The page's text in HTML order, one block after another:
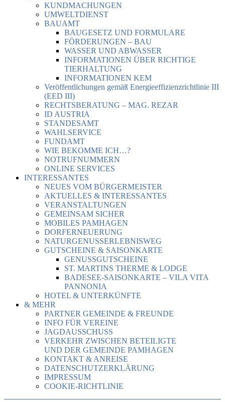
KUNDMACHUNGEN
UMWELTDIENST
BAUAMT
BAUGESETZ UND FORMULARE
FÖRDERUNGEN – BAU
WASSER UND ABWASSER
INFORMATIONEN ÜBER RICHTIGE
TIERHALTUNG
INFORMATIONEN KEM
Veröffentlichungen gemäß Energieeffizienzrichtlinie III
(EED III)
RECHTSBERATUNG – MAG. REZAR
ID AUSTRIA
STANDESAMT
WAHLSERVICE
FUNDAMT
WIE BEKOMME ICH…?
NOTRUFNUMMERN
ONLINE SERVICES
INTERESSANTES
NEUES VOM BÜRGERMEISTER
AKTUELLES & INTERESSANTES
VERANSTALTUNGEN
GEMEINSAM SICHER
MOBILES PAMHAGEN
DORFERNEUERUNG
NATURGENUSSERLEBNISWEG
GUTSCHEINE & SAISONKARTE
GENUSSGUTSCHEINE
ST. MARTINS THERME & LODGE
BADESEE-SAISONKARTE – VILA VITA
PANNONIA
HOTEL & UNTERKÜNFTE
& MEHR
PARTNER GEMEINDE & FREUNDE
INFO FÜR VEREINE
JAGDAUSSCHUSS
VERKEHR ZWISCHEN BETEILIGTE
UND DER GEMEINDE PAMHAGEN
KONTAKT & ANREISE
DATENSCHUTZERKLÄRUNG
IMPRESSUM
COOKIE-RICHTLINIE